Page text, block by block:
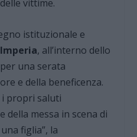
vittime.
istituzionale e
Imperia, all’interno dello
una serata
e della beneficenza.
i propri saluti
della messa in scena di
figlia”, la